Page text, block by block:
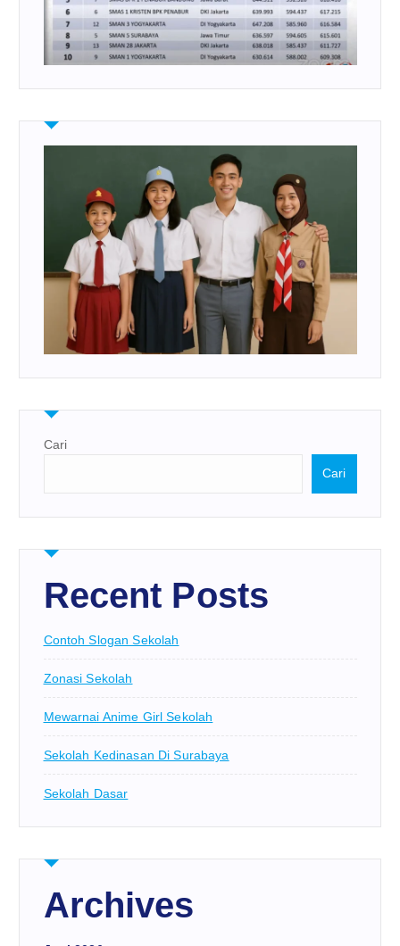
Cari
Cari
Recent Posts
Contoh Slogan Sekolah
Zonasi Sekolah
Mewarnai Anime Girl Sekolah
Sekolah Kedinasan Di Surabaya
Sekolah Dasar
Archives